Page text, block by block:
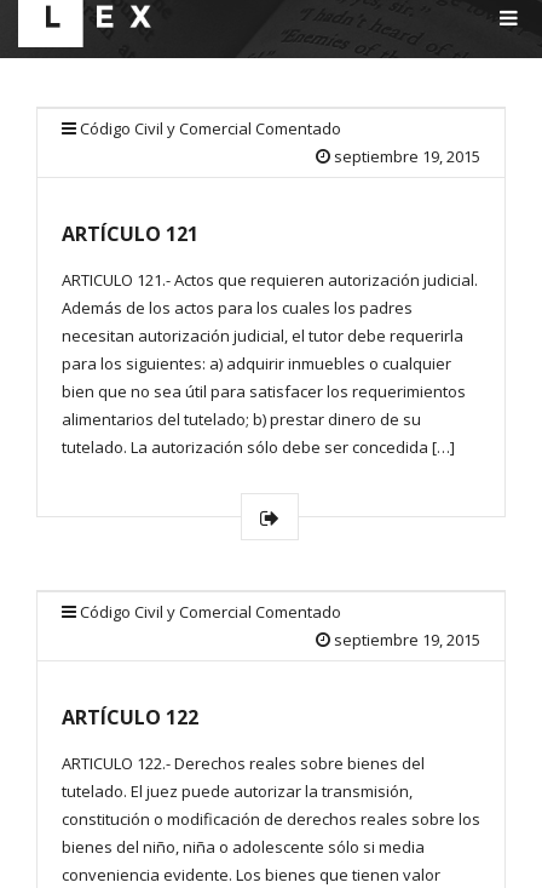
G
Código Civil y Comercial Comentado
septiembre 19, 2015
ARTÍCULO 121
ARTICULO 121.- Actos que requieren autorización judicial.
Además de los actos para los cuales los padres
necesitan autorización judicial, el tutor debe requerirla
para los siguientes: a) adquirir inmuebles o cualquier
bien que no sea útil para satisfacer los requerimientos
alimentarios del tutelado; b) prestar dinero de su
tutelado. La autorización sólo debe ser concedida […]
Código Civil y Comercial Comentado
septiembre 19, 2015
ARTÍCULO 122
ARTICULO 122.- Derechos reales sobre bienes del
tutelado. El juez puede autorizar la transmisión,
constitución o modificación de derechos reales sobre los
bienes del niño, niña o adolescente sólo si media
conveniencia evidente. Los bienes que tienen valor